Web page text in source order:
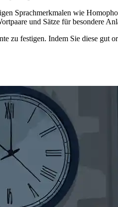
Sprachmerkmalen wie
und Sätze für besondere
zu festigen. Indem Sie diese gut